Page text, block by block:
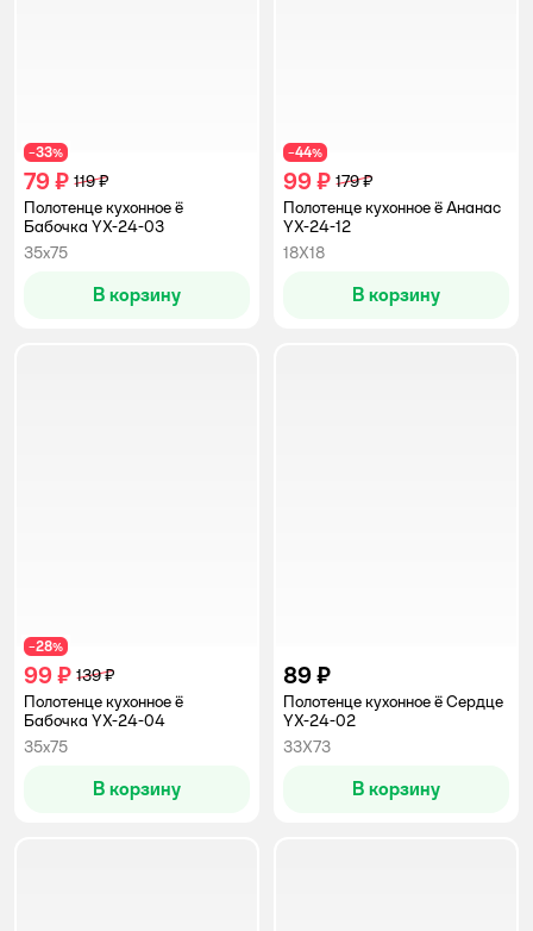
−33%
79 ₽ 119 ₽
Полотенце кухонное ё
Бабочка YX-24-03
35х75
В корзину
−44%
99 ₽ 179 ₽
Полотенце кухонное ё Ананас
YX-24-12
18Х18
В корзину
−28%
99 ₽ 139 ₽
Полотенце кухонное ё
Бабочка YX-24-04
35х75
В корзину
89 ₽
Полотенце кухонное ё Сердце
YX-24-02
33Х73
В корзину